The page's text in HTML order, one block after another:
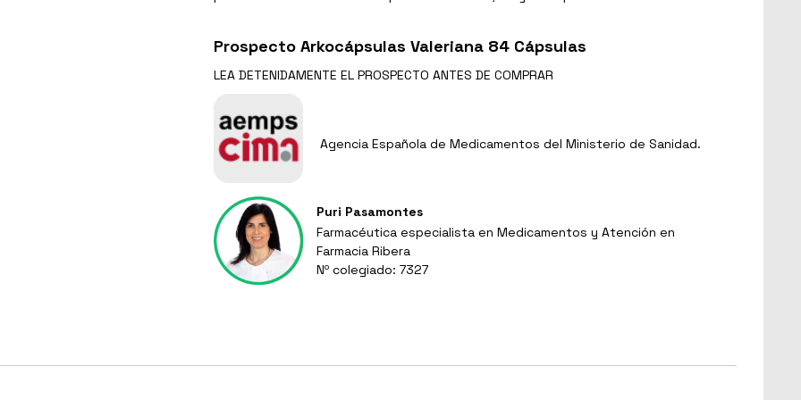
Prospecto Arkocápsulas Valeriana 84 Cápsulas
LEA DETENIDAMENTE EL PROSPECTO ANTES DE COMPRAR
Agencia Española de Medicamentos del Ministerio de Sanidad.
Puri Pasamontes
Farmacéutica especialista en Medicamentos y Atención en
Farmacia Ribera
Nº colegiado: 7327